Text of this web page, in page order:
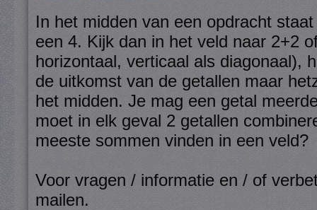
In het midden van een opdracht
een 4. Kijk dan in het veld naar 2+2
horizontaal, verticaal als diagonaal),
de uitkomst van de getallen maar
het midden. Je mag een getal
moet in elk geval 2 getallen
meeste sommen vinden in een veld?
Voor vragen / informatie en / of
mailen.